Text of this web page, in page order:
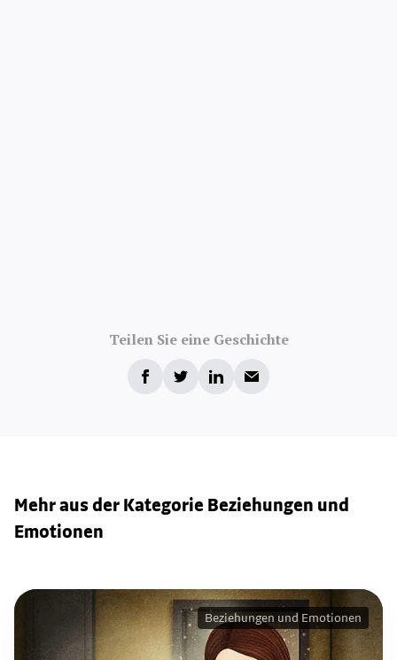
Teilen Sie eine Geschichte
Mehr aus der Kategorie Beziehungen und
Emotionen
Beziehungen und Emotionen